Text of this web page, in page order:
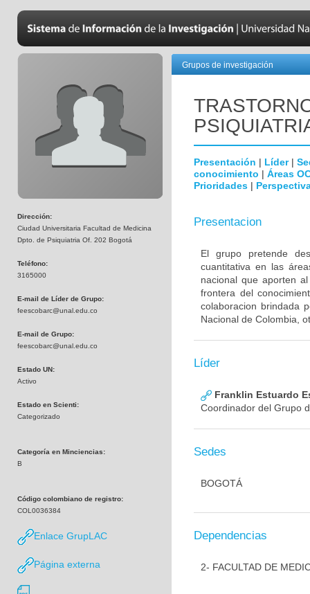
Dirección:
Ciudad Universitaria Facultad de Medicina
Dpto. de Psiquiatria Of. 202 Bogotá
Teléfono:
3165000
E-mail de Líder de Grupo:
feescobarc@unal.edu.co
E-mail de Grupo:
feescobarc@unal.edu.co
Estado UN:
Activo
Estado en Scienti:
Categorizado
Categoría en Minciencias:
B
Código colombiano de registro:
COL0036384
Enlace GrupLAC
Página externa
Grupos de investigación
Presentación | Líder|
conocimiento | Áreas
Prioridades |
Presentacion
El grupo pretende
cuantitativa en las
nacional que aporten
frontera del
colaboracion brindada
Nacional de Colombia,
Líder
Franklin Estuardo
Coordinador del Grupo
Sedes
BOGOTÁ
Dependencias
2- FACULTAD DE